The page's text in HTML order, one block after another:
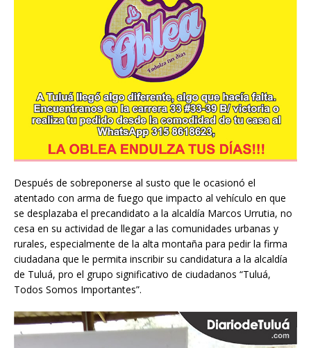
Después de sobreponerse al susto que le ocasionó el
atentado con arma de fuego que impacto al vehículo en que
se desplazaba el precandidato a la alcaldía Marcos Urrutia, no
cesa en su actividad de llegar a las comunidades urbanas y
rurales, especialmente de la alta montaña para pedir la firma
ciudadana que le permita inscribir su candidatura a la alcaldía
de Tuluá, pro el grupo significativo de ciudadanos “Tuluá,
Todos Somos Importantes”.